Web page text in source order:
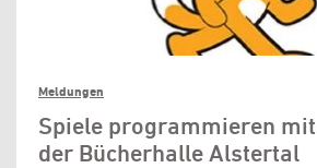
Meldungen
Spiele programmieren
der Bücherhalle Alstertal